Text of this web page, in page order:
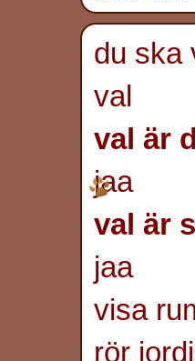
du ska
val
val är
jaa
val är
jaa
visa
rör